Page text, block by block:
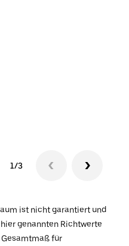
1/3
ist nicht garantiert und
genannten Richtwerte
für